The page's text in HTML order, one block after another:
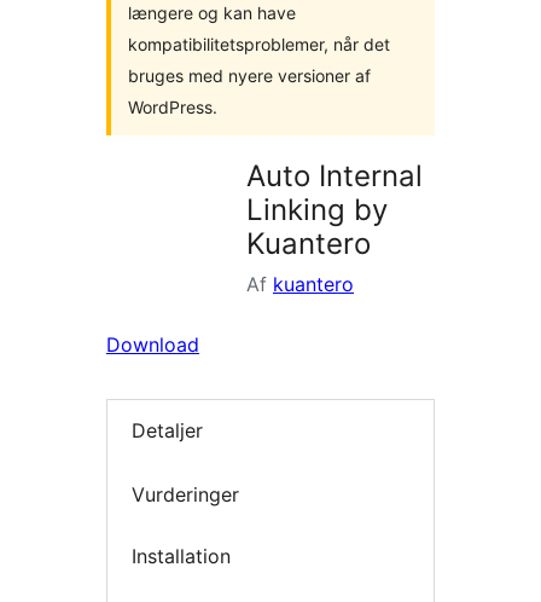
længere og kan have
kompatibilitetsproblemer, når det
bruges med nyere versioner af
WordPress.
Auto Internal
Linking by
Kuantero
Af kuantero
Download
Detaljer
Vurderinger
Installation